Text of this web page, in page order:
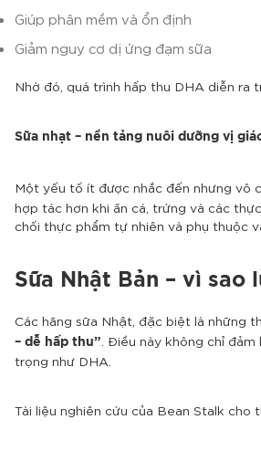
Giúp phân mềm và ổn định
Giảm nguy cơ dị ứng đạm sữa
Nhờ đó, quá trình hấp thu DHA diễn ra
Sữa nhạt – nền tảng nuôi dưỡng vị
Một yếu tố ít được nhắc đến nhưng vô
hợp tác hơn khi ăn cá, trứng và các
chối thực phẩm tự nhiên và phụ thuộc
Sữa Nhật Bản – vì sao
Các hãng sữa Nhật, đặc biệt là những
– dễ hấp thu” . Điều này không chỉ
trọng như DHA.
Tài liệu nghiên cứu của Bean Stalk cho